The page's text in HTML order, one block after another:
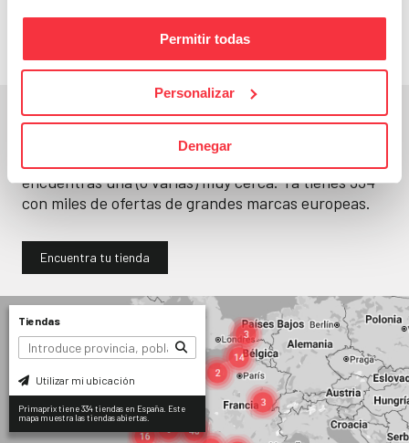
Permitir todas
Personalizar
Denegar
En un segundo, la encuentras.
encuentras una (o varias) muy cerca. Ya tienes334
con miles de ofertas de grandes marcas europeas.
Encuentra tu tienda
Tiendas
Utilizar mi ubicación
Primaprix tiene 334 tiendas en España. Este
mapa muestra las tiendas abiertas.